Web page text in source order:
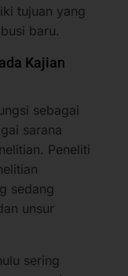
tujuan yang
baru.
Kajian
sebagai
sarana
Peneliti
sedang
unsur
sering